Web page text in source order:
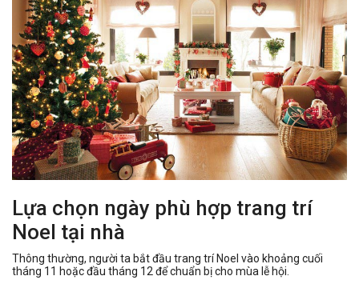
Lựa chọn ngày phù hợp trang trí
Noel tại nhà
Thông thường, người ta bắt đầu trang trí Noel vào khoảng cuối
tháng 11 hoặc đầu tháng 12 để chuẩn bị cho mùa lễ hội.